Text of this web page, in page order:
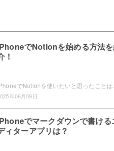
でNotionを始める方法
！
年06月09日
でマークダウンで書ける
ィターアプリは？